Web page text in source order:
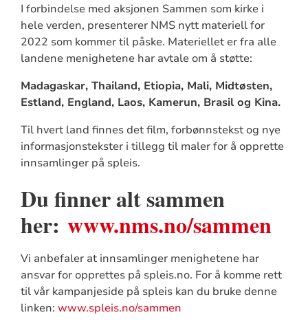
I forbindelse med aksjonen Sammen som kirke i
hele verden, presenterer NMS nytt materiell for
2022 som kommer til påske. Materiellet er fra alle
landene menighetene har avtale om å støtte:
Madagaskar, Thailand, Etiopia, Mali, Midtøsten,
Estland, England, Laos, Kamerun, Brasil og Kina.
Til hvert land finnes det film, forbønnstekst og nye
informasjonstekster i tillegg til maler for å opprette
innsamlinger på spleis.
Du finner alt sammen
her: www.nms.no/sammen
Vi anbefaler at innsamlinger menighetene har
ansvar for opprettes på spleis.no. For å komme rett
til vår kampanjeside på spleis kan du bruke denne
linken: www.spleis.no/sammen